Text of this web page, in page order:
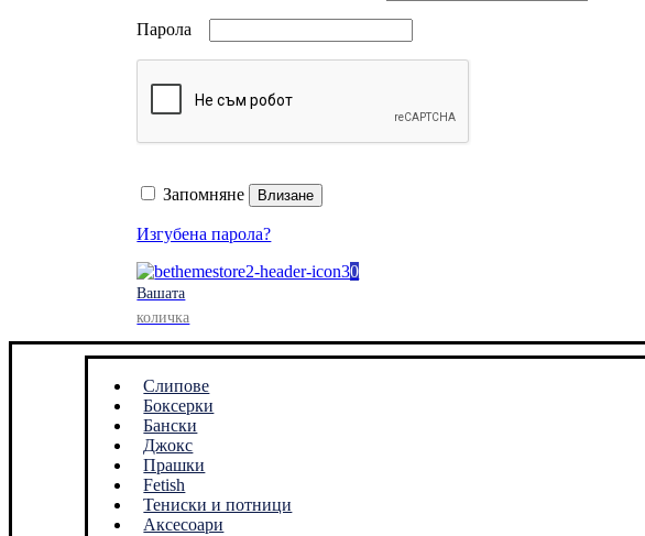
Парола
Запомняне Влизане
Изгубена парола?
0
Вашата
количка
Слипове
Боксерки
Бански
Джокс
Прашки
Fetish
Тениски и потници
Аксесоари